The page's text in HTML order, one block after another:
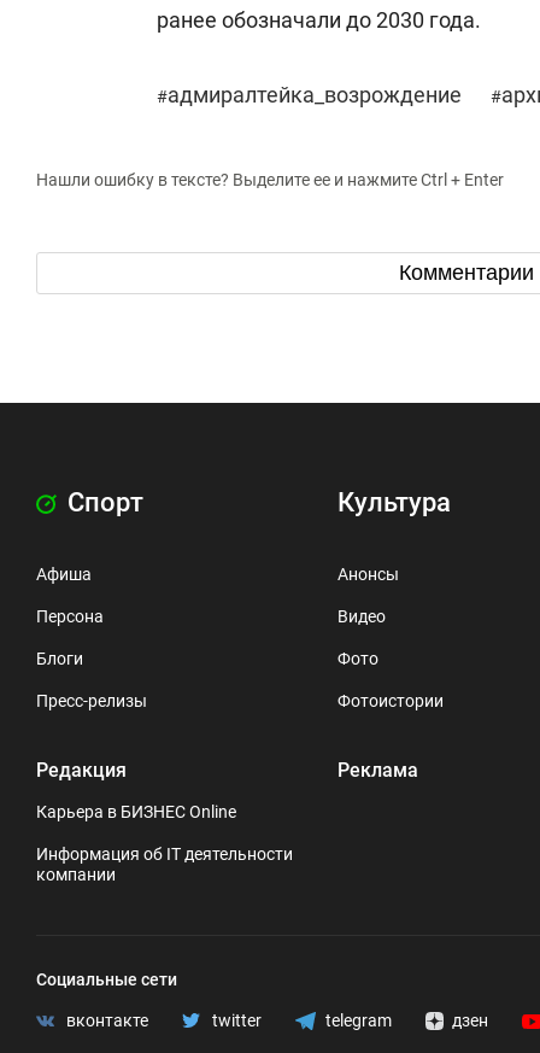
ранее обозначали до 2030 года.
#адмиралтейка_возрождение #
Нашли ошибку в тексте? Выделите ее и нажмите Ctrl + Enter
Комментарии
Спорт
Афиша
Персона
Блоги
Пресс-релизы
Редакция
Карьера в БИЗНЕС Online
Информация об IT деятельности
компании
Культура
Анонсы
Видео
Фото
Фотоистории
Реклама
Социальные сети
вконтакте twitter telegram дзен